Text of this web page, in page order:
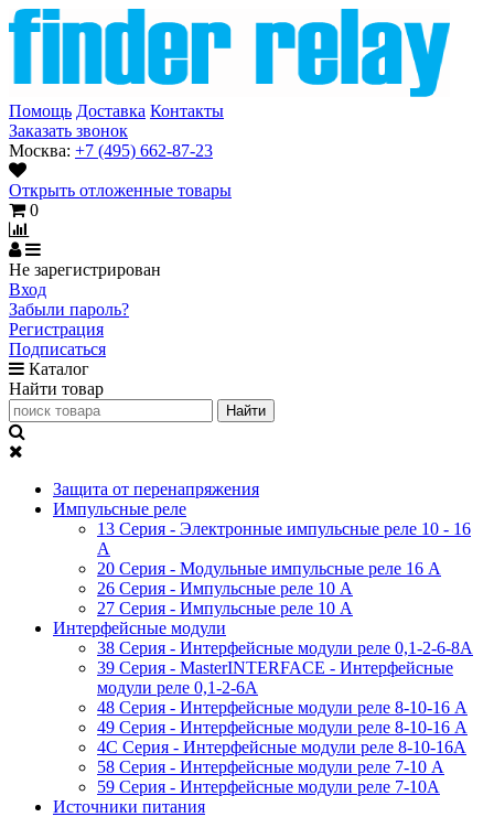
Помощь Доставка Контакты
Заказать звонок
Москва: +7 (495) 662-87-23
Открыть отложенные товары
0
Не зарегистрирован
Вход
Забыли пароль?
Регистрация
Подписаться
Каталог
Найти товар
Защита от перенапряжения
Импульсные реле
13 Серия - Электронные импульсные реле 10 - 16
A
20 Серия - Модульные импульсные реле 16 A
26 Серия - Импульсные реле 10 A
27 Серия - Импульсные реле 10 A
Интерфейсные модули
38 Cерия - Интерфейсные модули реле 0,1-2-6-8А
39 Cерия - MasterINTERFACE - Интерфейсные
модули реле 0,1-2-6А
48 Cерия - Интерфейсные модули реле 8-10-16 A
49 Серия - Интерфейсные модули реле 8-10-16 A
4C Серия - Интерфейсные модули реле 8-10-16А
58 Серия - Интерфейсные модули реле 7-10 A
59 Серия - Интерфейсные модули реле 7-10А
Источники питания